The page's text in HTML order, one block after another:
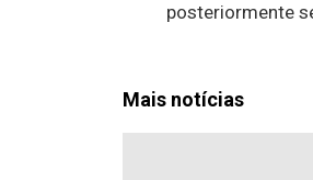
posteriormente
Mais notícias